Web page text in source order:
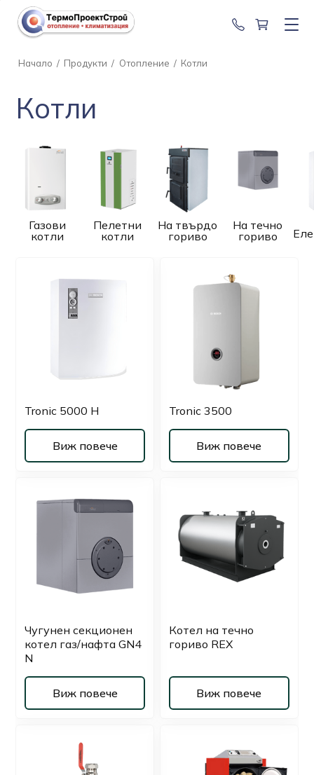
0888 201
Начало / Продукти / Отопление / Котли
Котли
Газови
котли
Пелетни
котли
На твърдо
гориво
На течно
гориво
Tronic 5000 H
Виж повече
Tronic 3500
Виж повече
Чугунен секционен
котeл газ/нафта GN4
N
Виж повече
Котел на течно
гориво REX
Виж повече